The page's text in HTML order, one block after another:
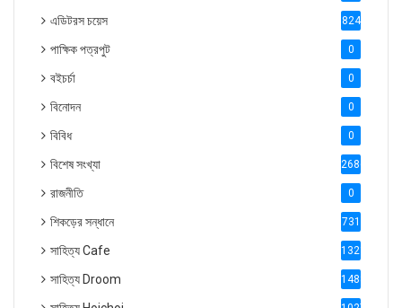
এডিটরস চয়েস 824
পাক্ষিক পত্রপুট 0
বইচর্চা 0
বিনোদন 0
বিবিধ 0
বিশেষ সংখ্যা 2686
রাজনীতি 0
শিকড়ের সন্ধানে 731
সাহিত্য Cafe 1321
সাহিত্য Droom 1488